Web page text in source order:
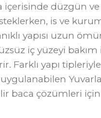
içerisinde düzgün
is ve
yapısı uzun
iç yüzeyi bakım
Farklı yapı
baca çözümleri